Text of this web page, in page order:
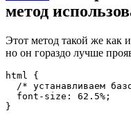
метод
Этот метод такой же как
но он гораздо лучше
html
{
/* устанавливаем
font-size : 62.5% ;
}